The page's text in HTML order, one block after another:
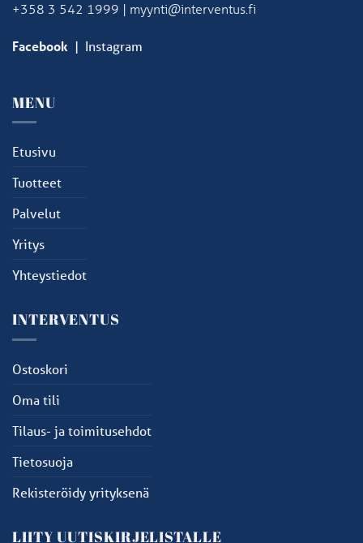
+358 3 542 1999 | myynti@interventus.fi
Facebook | Instagram
MENU
Etusivu
Tuotteet
Palvelut
Yritys
Yhteystiedot
INTERVENTUS
Ostoskori
Oma tili
Tilaus- ja toimitusehdot
Tietosuoja
Rekisteröidy yrityksenä
LIITY UUTISKIRJELISTALLE